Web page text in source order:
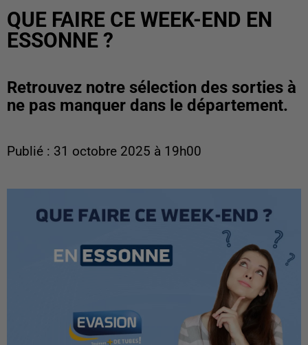
QUE FAIRE CE WEEK-END EN
ESSONNE ?
Retrouvez notre sélection des sorties à
ne pas manquer dans le département.
Publié : 31 octobre 2025 à 19h00